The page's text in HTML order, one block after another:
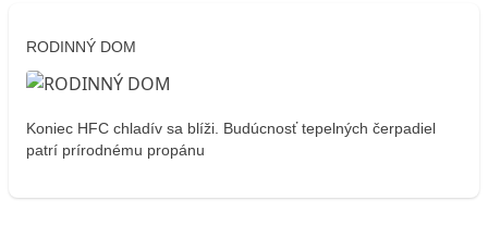
RODINNÝ DOM
Koniec HFC chladív sa blíži. Budúcnosť tepelných čerpadiel
patrí prírodnému propánu